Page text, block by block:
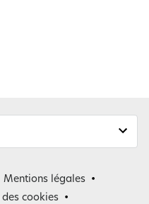
Mentions légales
des cookies